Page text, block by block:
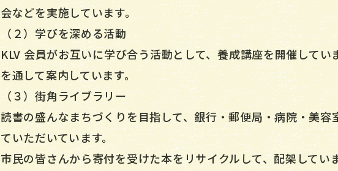
会などを実施しています。
（２）学びを深める活動
KLV 会員がお互いに学び合う活動として、養成講座を開催して
を通して案内しています。
（３）街角ライブラリー
読書の盛んなまちづくりを目指して、銀行・郵便局・病院・美
ていただいています。
市民の皆さんから寄付を受けた本をリサイクルして、配架してい